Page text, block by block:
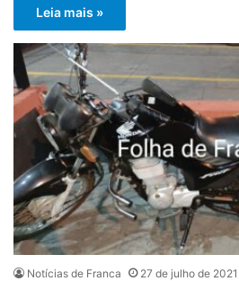
Leia mais »
Notícias de Franca 27 de julho de 2021